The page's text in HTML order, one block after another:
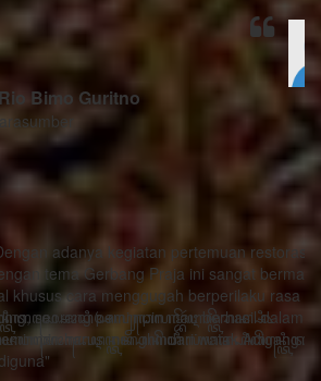
kegiatan pertemuan restorasi sosial
Praja ini sangat bermanfaat ada
berperilaku rasa sithik
mau berhasil dalam
watak Adigang Adigung